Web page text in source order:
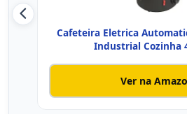
Cafeteira Eletrica
Industrial Cozinha
Ver na